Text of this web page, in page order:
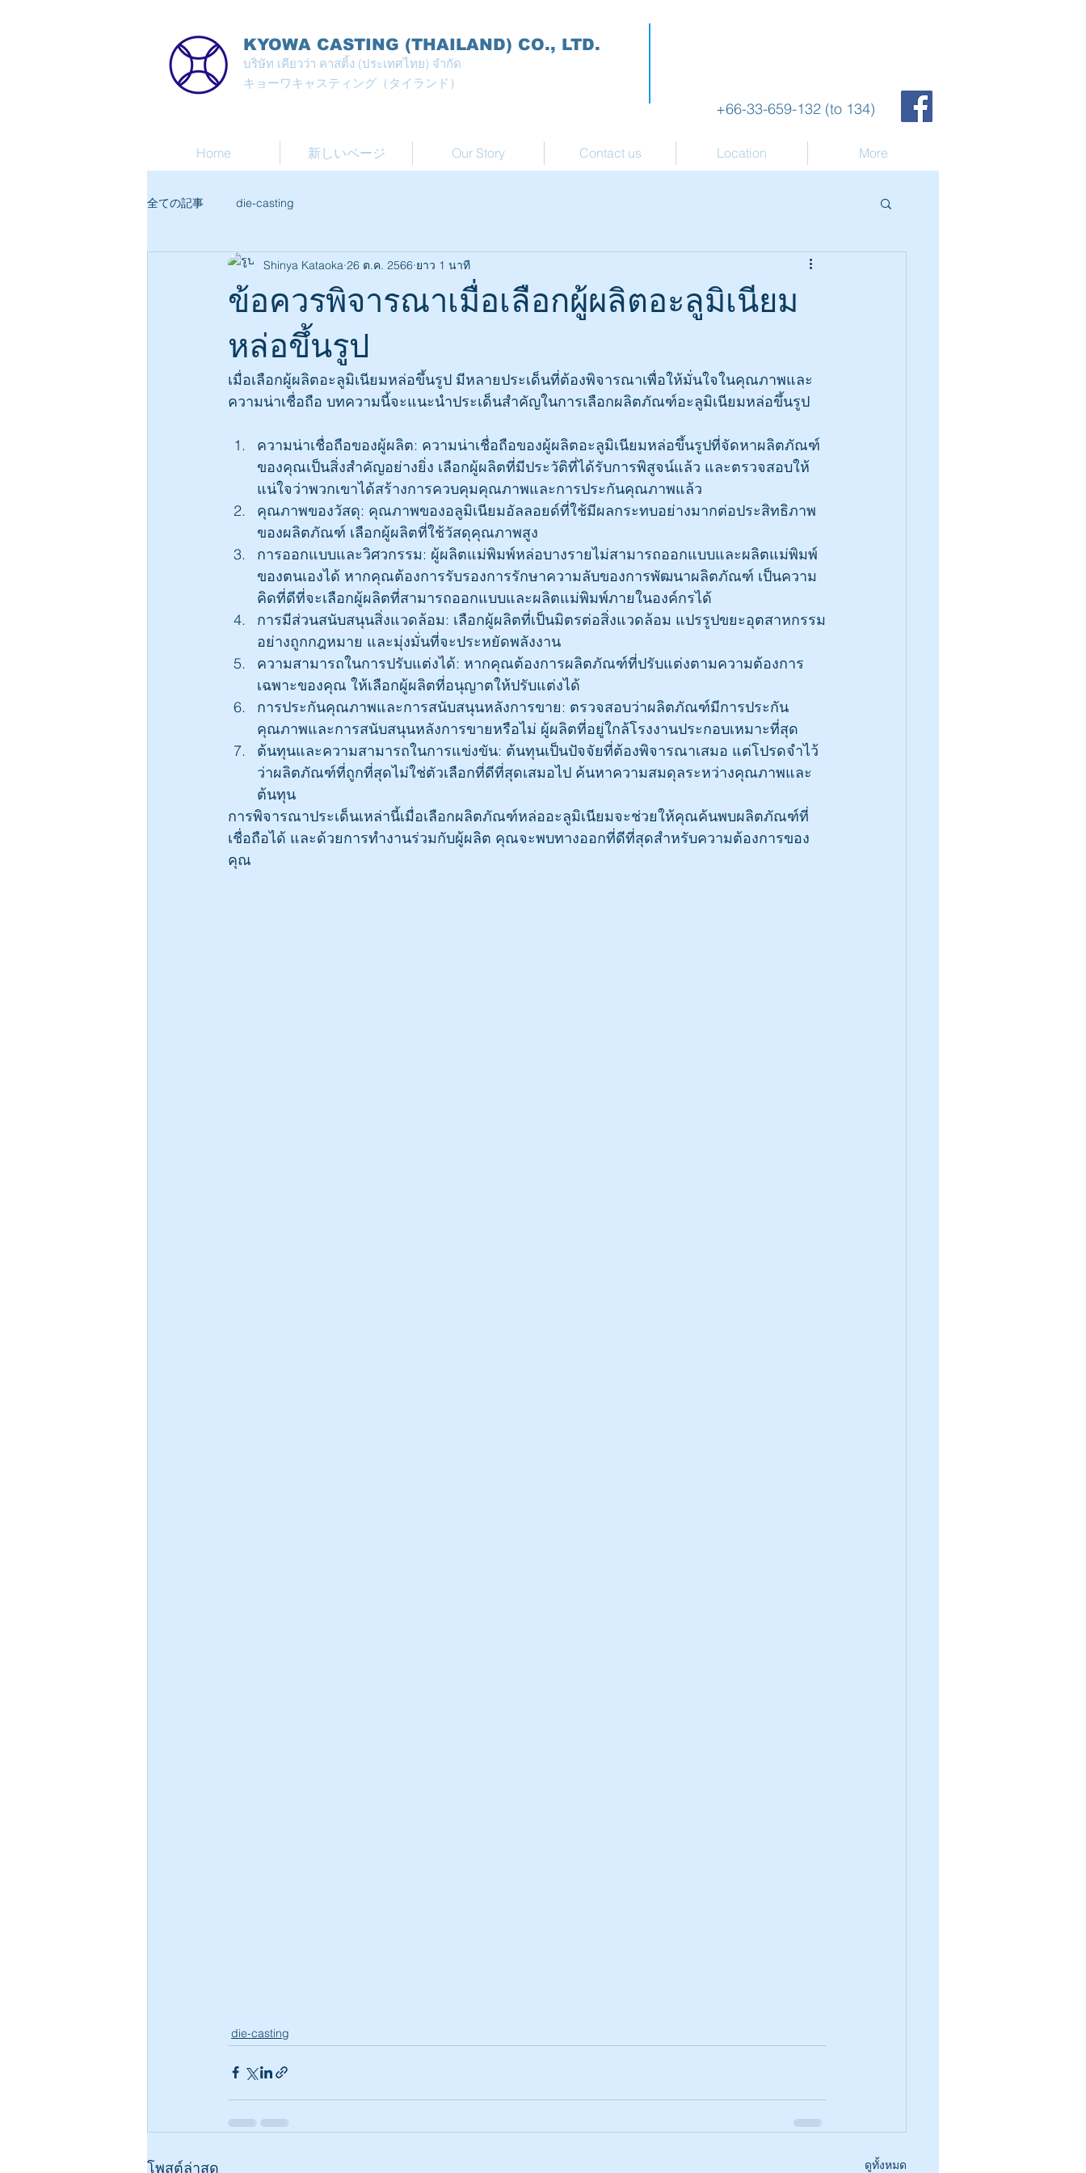
KYOWA CASTING (THAILAND) CO., LTD.
บริษัท เคียวว่า คาสติ้ง (ประเทศไทย) จำกัด
キョーワキャスティング（タイランド）
+66-33-659-132 (to 134)
Home 新しいページ Our Story Contact us Location More
全ての記事 die-casting
ข้อควรพิจารณาเมื่อเลือกผู้ผลิตอะลูมิเนียม
หล่อขึ้นรูป
Shinya Kataoka 26 ต.ค. 2566 ยาว 1 นาที
เมื่อเลือกผู้ผลิตอะลูมิเนียมหล่อขึ้นรูป มีหลายประเด็นที่ต้องพิจารณาเพื่อให้มั่นใจในคุณภาพและ
ความน่าเชื่อถือ บทความนี้จะแนะนำประเด็นสำคัญในการเลือกผลิตภัณฑ์อะลูมิเนียมหล่อขึ้นรูป
ความน่าเชื่อถือของผู้ผลิต: ความน่าเชื่อถือของผู้ผลิตอะลูมิเนียมหล่อขึ้นรูปที่จัดหาผลิตภัณฑ์
ของคุณเป็นสิ่งสำคัญอย่างยิ่ง เลือกผู้ผลิตที่มีประวัติที่ได้รับการพิสูจน์แล้ว และตรวจสอบให้
แน่ใจว่าพวกเขาได้สร้างการควบคุมคุณภาพและการประกันคุณภาพแล้ว
คุณภาพของวัสดุ: คุณภาพของอลูมิเนียมอัลลอยด์ที่ใช้มีผลกระทบอย่างมากต่อประสิทธิภาพ
ของผลิตภัณฑ์ เลือกผู้ผลิตที่ใช้วัสดุคุณภาพสูง
การออกแบบและวิศวกรรม: ผู้ผลิตแม่พิมพ์หล่อบางรายไม่สามารถออกแบบและผลิตแม่พิมพ์
ของตนเองได้ หากคุณต้องการรับรองการรักษาความลับของการพัฒนาผลิตภัณฑ์ เป็นความ
คิดที่ดีที่จะเลือกผู้ผลิตที่สามารถออกแบบและผลิตแม่พิมพ์ภายในองค์กรได้
การมีส่วนสนับสนุนสิ่งแวดล้อม: เลือกผู้ผลิตที่เป็นมิตรต่อสิ่งแวดล้อม แปรรูปขยะอุตสาหกรรม
อย่างถูกกฎหมาย และมุ่งมั่นที่จะประหยัดพลังงาน
ความสามารถในการปรับแต่งได้: หากคุณต้องการผลิตภัณฑ์ที่ปรับแต่งตามความต้องการ
เฉพาะของคุณ ให้เลือกผู้ผลิตที่อนุญาตให้ปรับแต่งได้
การประกันคุณภาพและการสนับสนุนหลังการขาย: ตรวจสอบว่าผลิตภัณฑ์มีการประกัน
คุณภาพและการสนับสนุนหลังการขายหรือไม่ ผู้ผลิตที่อยู่ใกล้โรงงานประกอบเหมาะที่สุด
ต้นทุนและความสามารถในการแข่งขัน: ต้นทุนเป็นปัจจัยที่ต้องพิจารณาเสมอ แต่โปรดจำไว้
ว่าผลิตภัณฑ์ที่ถูกที่สุดไม่ใช่ตัวเลือกที่ดีที่สุดเสมอไป ค้นหาความสมดุลระหว่างคุณภาพและ
ต้นทุน
การพิจารณาประเด็นเหล่านี้เมื่อเลือกผลิตภัณฑ์หล่ออะลูมิเนียมจะช่วยให้คุณค้นพบผลิตภัณฑ์ที่
เชื่อถือได้ และด้วยการทำงานร่วมกับผู้ผลิต คุณจะพบทางออกที่ดีที่สุดสำหรับความต้องการของ
คุณ
die-casting
โพสต์ล่าสุด ดูทั้งหมด